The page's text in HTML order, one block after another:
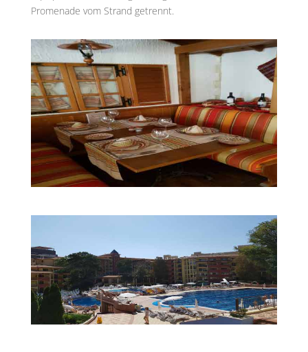
Promenade vom Strand getrennt.